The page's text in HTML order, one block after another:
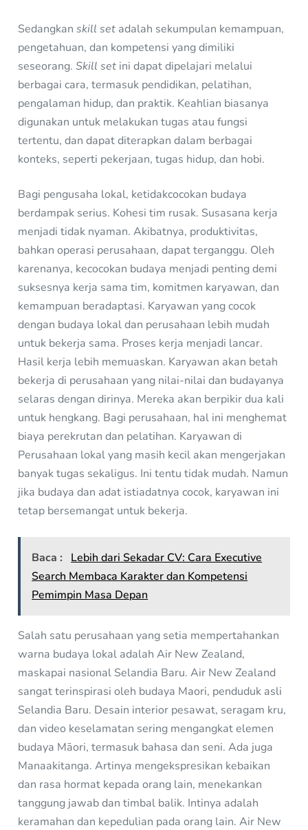
Sedangkanskill set adalah sekumpulan kemampuan,
pengetahuan, dan kompetensi yang dimiliki
seseorang.Skill set ini dapat dipelajari melalui
berbagai cara, termasuk pendidikan, pelatihan,
pengalaman hidup, dan praktik. Keahlian biasanya
digunakan untuk melakukan tugas atau fungsi
tertentu, dan dapat diterapkan dalam berbagai
konteks, seperti pekerjaan, tugas hidup, dan hobi.
Bagi pengusaha lokal, ketidakcocokan budaya
berdampak serius. Kohesi tim rusak. Susasana kerja
menjadi tidak nyaman. Akibatnya, produktivitas,
bahkan operasi perusahaan, dapat terganggu. Oleh
karenanya, kecocokan budaya menjadi penting demi
suksesnya kerja sama tim, komitmen karyawan, dan
kemampuan beradaptasi. Karyawan yang cocok
dengan budaya lokal dan perusahaan lebih mudah
untuk bekerja sama. Proses kerja menjadi lancar.
Hasil kerja lebih memuaskan. Karyawan akan betah
bekerja di perusahaan yang nilai-nilai dan budayanya
selaras dengan dirinya. Mereka akan berpikir dua kali
untuk hengkang. Bagi perusahaan, hal ini menghemat
biaya perekrutan dan pelatihan. Karyawan di
Perusahaan lokal yang masih kecil akan mengerjakan
banyak tugas sekaligus. Ini tentu tidak mudah. Namun
jika budaya dan adat istiadatnya cocok, karyawan ini
tetap bersemangat untuk bekerja.
Baca :
Lebih dari Sekadar CV: Cara Executive
Search Membaca Karakter dan Kompetensi
Pemimpin Masa Depan
Salah satu perusahaan yang setia mempertahankan
warna budaya lokal adalah Air New Zealand,
maskapai nasional Selandia Baru. Air New Zealand
sangat terinspirasi oleh budaya Maori, penduduk asli
Selandia Baru. Desain interior pesawat, seragam kru,
dan video keselamatan sering mengangkat elemen
budaya Māori, termasuk bahasa dan seni. Ada juga
Manaakitanga. Artinya mengekspresikan kebaikan
dan rasa hormat kepada orang lain, menekankan
tanggung jawab dan timbal balik. Intinya adalah
keramahan dan kepedulian pada orang lain. Air New